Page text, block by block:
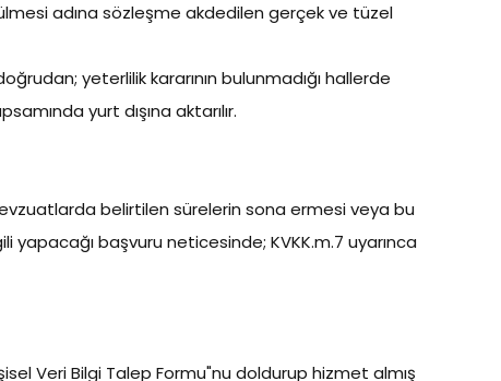
adına sözleşme akdedilen gerçek ve tüzel
yeterlilik kararının bulunmadığı hallerde
yurt dışına aktarılır.
belirtilen sürelerin sona ermesi veya bu
başvuru neticesinde; KVKK.m.7 uyarınca
Veri Bilgi Talep Formu"nu doldurup hizmet almış